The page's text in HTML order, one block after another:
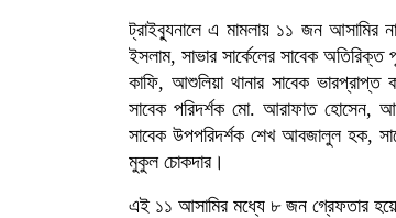
ট্রাইব্যুনালে এ মামলায় ১১ জন আসামির
ইসলাম, সাভার সার্কেলের সাবেক
কাফি, আশুলিয়া থানার সাবেক ভারপ্রাপ্ত
সাবেক পরিদর্শক মো. আরাফাত হোসেন,
সাবেক উপপরিদর্শক শেখ আবজালুল হক,
মুকুল চোকদার।
এই ১১ আসামির মধ্যে ৮ জন গ্রেফতার